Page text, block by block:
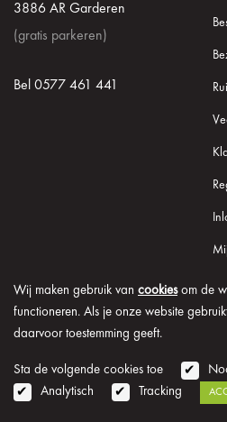
Wij maken gebruik van cookiesom de
functioneren. Als je onze website
daarvoor toestemming geeft.
Sta de volgende cookies toe
Analytisch
Tracking
3886 AR Garderen
(gratis parkeren)
Bel 0577 461 441
© 2026 Onder de Lindeboom